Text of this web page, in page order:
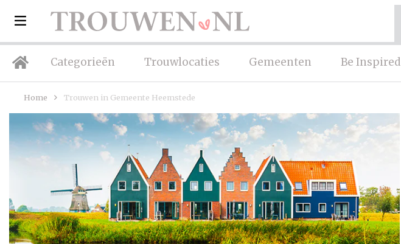
Categorieën Trouwlocaties Gemeenten Be Inspired
Home Trouwen in Gemeente Heemstede